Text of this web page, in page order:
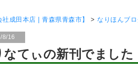
社成田本店 | 青森県青森市】 > なりほんブ
8/16
なてぃの新刊でました